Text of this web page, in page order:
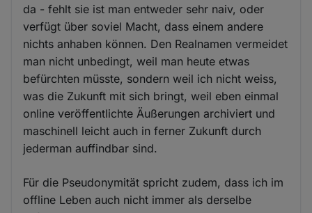
da - fehlt sie ist man entweder sehr naiv, oder
verfügt über soviel Macht, dass einem andere
nichts anhaben können. Den Realnamen vermeidet
man nicht unbedingt, weil man heute etwas
befürchten müsste, sondern weil ich nicht weiss,
was die Zukunft mit sich bringt, weil eben einmal
online veröffentlichte Äußerungen archiviert und
maschinell leicht auch in ferner Zukunft durch
jederman auffindbar sind.
Für die Pseudonymität spricht zudem, dass ich im
offline Leben auch nicht immer als derselbe